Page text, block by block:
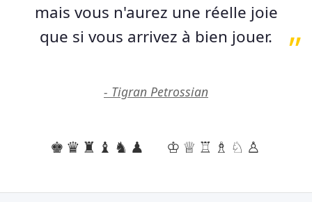
mais vous n'aurez une réelle joie
que si vous arrivez à bien jouer.
- Tigran Petrossian
♚♛♜♝♞♟ ♔♕♖♗♘♙